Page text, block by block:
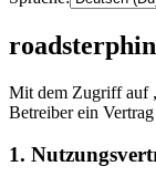
Mit dem Zugriff auf
Betreiber ein
1.